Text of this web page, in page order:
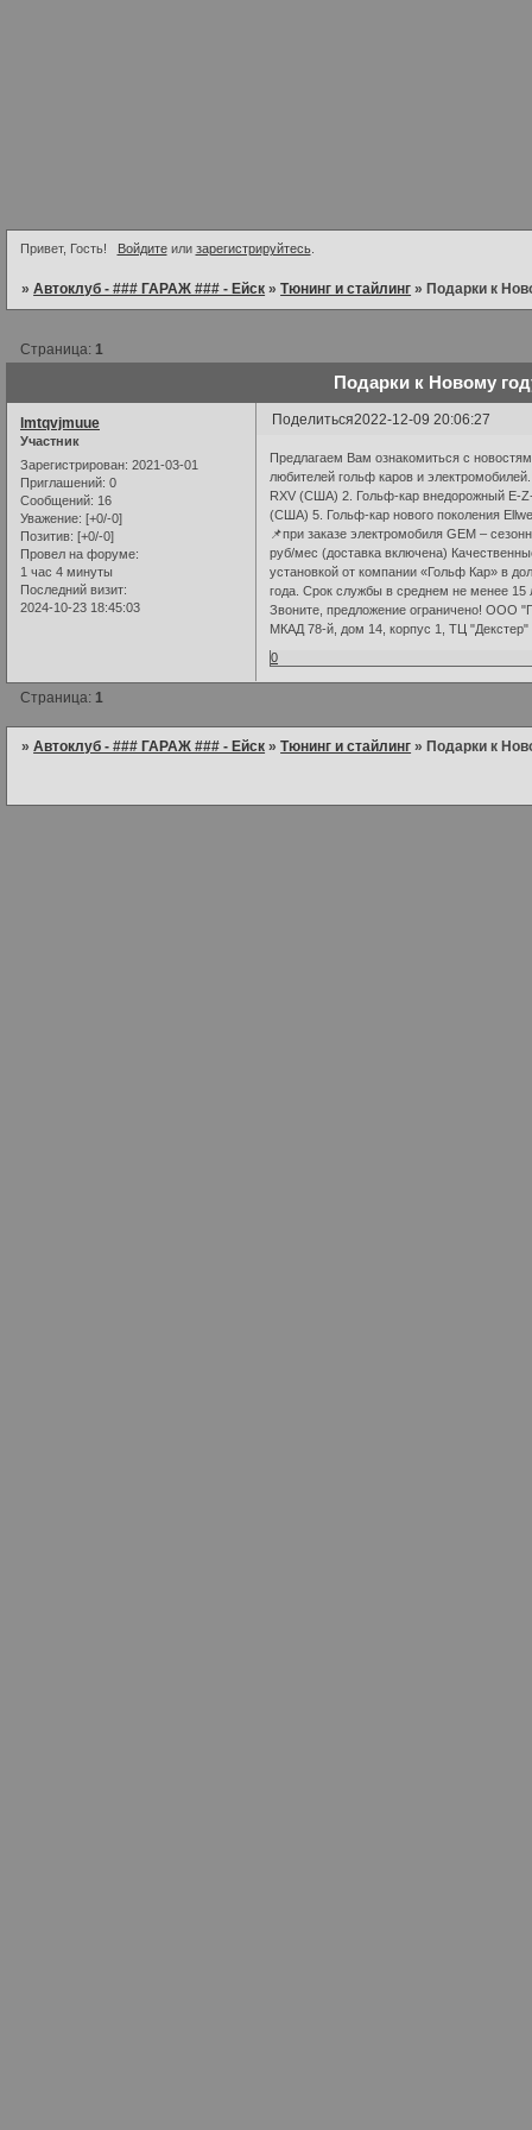
Привет, Гость! Войдитеили зарегистрируйтесь.
»Автоклуб - ### ГАРАЖ ### - Ейск »Тюнинг и стайлинг » Подарки к
Подарки к Новому
Страница:1
Поделиться2022-12-09 20:06:27
lmtqvjmuue
Участник
Зарегистрирован: 2021-03-01
Приглашений: 0
Сообщений: 16
Уважение: [+0/-0]
Позитив: [+0/-0]
Провел на форуме:
1 час 4 минуты
Последний визит:
2024-10-23 18:45:03
Предлагаем Вам ознакомиться с
любителей гольф каров и
RXV (США) 2. Гольф-кар внедорожный E-
(США) 5. Гольф-кар нового поколения
📌при заказе электромобиля GEM –
руб/мес (доставка включена)
установкой от компании «Гольф Кар» в
года. Срок службы в среднем не менее 15
Звоните, предложение ограничено! ООО
МКАД 78-й, дом 14, корпус 1, ТЦ
0
Страница: 1
»Автоклуб - ### ГАРАЖ ### - Ейск »Тюнинг и стайлинг » Подарки к